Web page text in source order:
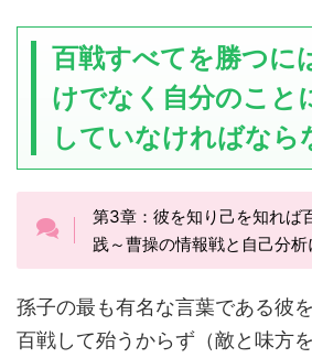
百戦すべてを勝つに
けでなく自分のこと
していなければなら
第3章：彼を知り己を知れば
践～曹操の情報戦と自己分
孫子の最も有名な言葉である彼
百戦して殆うからず（敵と味方